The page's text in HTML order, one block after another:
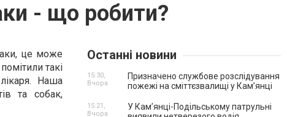
- що робити?
це може
такі
Наша
та собак,
Останні новини
Призначено службове розслідування
пожежі на сміттєзвалищі у Кам’янці
15:30,
Вчора
У Кам’янці-Подільському патрульні
15:21,
Вчора